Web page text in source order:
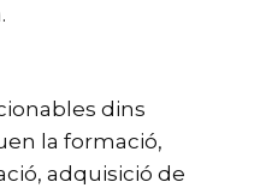
dins
la formació,
adquisició de